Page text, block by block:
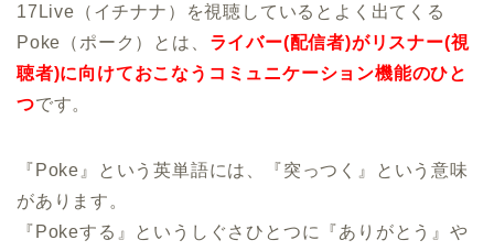
17Live（イチナナ）を視聴しているとよく出てくる
Poke（ポーク）とは、 ライバー(配信者)がリスナー(視
聴者)に向けておこなうコミュニケーション機能のひと
つです。
『Poke』という英単語には、『突っつく』という意味
があります。
『Pokeする』というしぐさひとつに『ありがとう』や